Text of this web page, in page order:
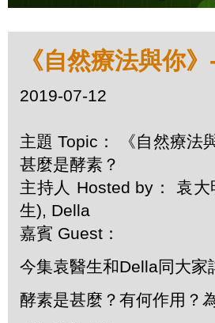
《自然療法與你
2019-07-12
主題 Topic： 《自然療法
甚麼是酵素？
主持人 Hosted by： 袁
生), Della
嘉賓 Guest：
今集袁醫生和Della同大家
酵素是甚麼？有何作用？